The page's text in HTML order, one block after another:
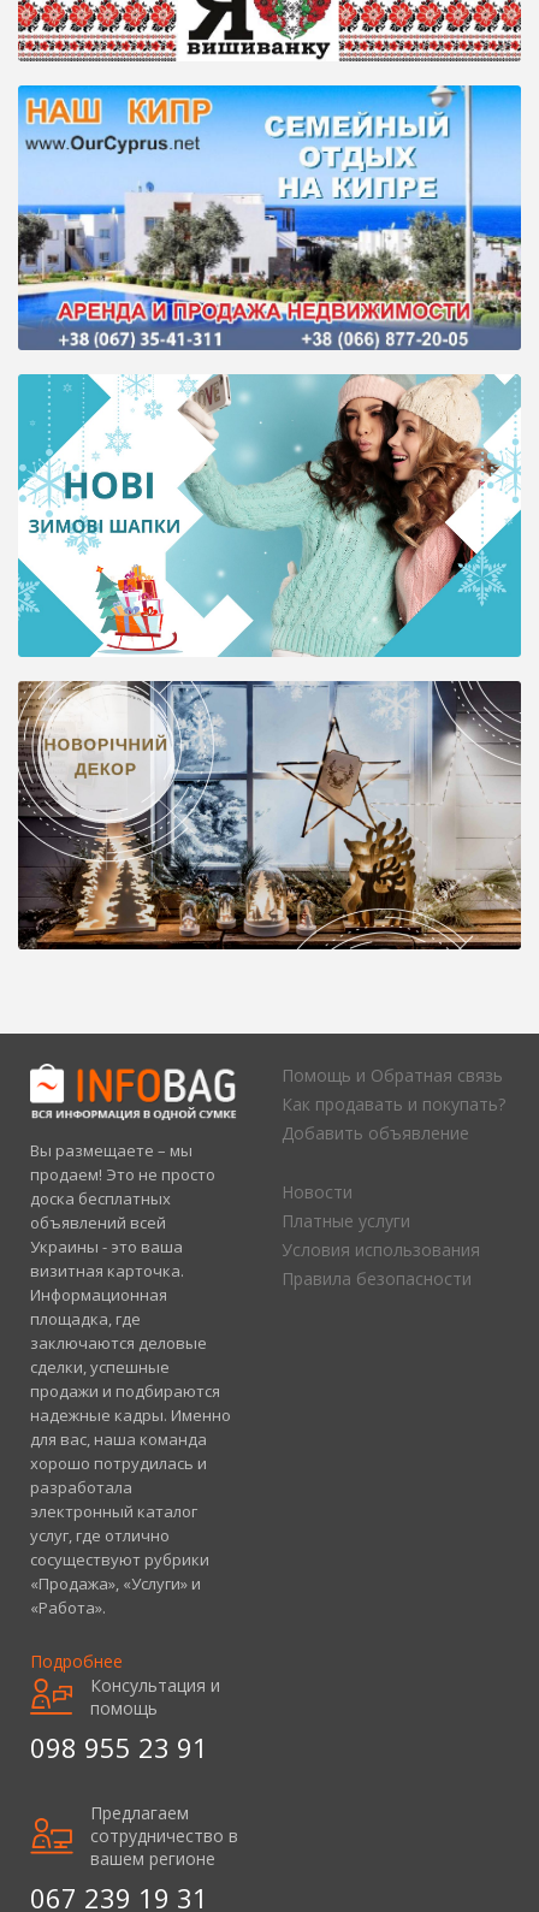
Вы размещаете – мы
продаем! Это не просто
доска бесплатных
объявлений всей
Украины - это ваша
визитная карточка.
Информационная
площадка, где
заключаются деловые
сделки, успешные
продажи и подбираются
надежные кадры. Именно
для вас, наша команда
хорошо потрудилась и
разработала
электронный каталог
услуг, где отлично
сосуществуют рубрики
«Продажа», «Услуги» и
«Работа».
Подробнее
Помощь и Обратная связь
Как продавать и покупать?
Добавить объявление
Новости
Платные услуги
Условия использования
Правила безопасности
Консультация и
помощь
098 955 23 91
Предлагаем
сотрудничество в
вашем регионе
067 239 19 31